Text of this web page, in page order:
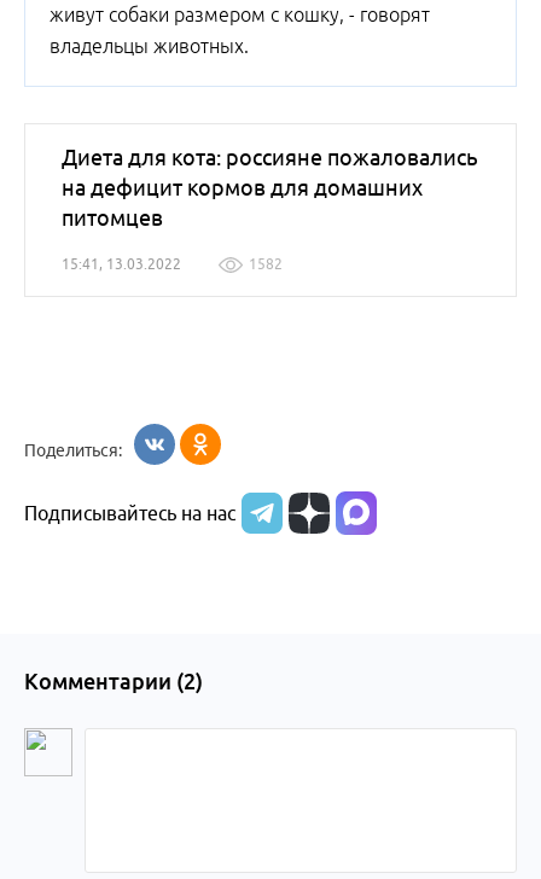
живут собаки размером с кошку, - говорят
владельцы животных.
Диета для кота: россияне пожаловались
на дефицит кормов для домашних
питомцев
15:41, 13.03.2022 1582
Поделиться:
Подписывайтесь на нас
Комментарии (2)